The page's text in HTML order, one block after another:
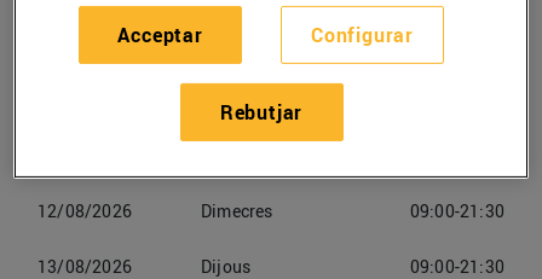
09/08/2026
Dilluns
12/08/2026 Dimecres 09:00-21:30
13/08/2026 Dijous 09:00-21:30
Configurar
Rebutjar
Acceptar